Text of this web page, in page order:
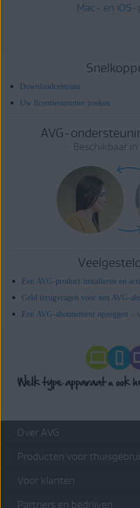
Mac- en
Downloadcentrum
Uw licentienummer zoeken
AVG-
Beschikbaar
Een AVG-product installeren en
Geld terugvragen voor een AVG-
Een AVG-abonnement opzeggen –
Over AVG
Producten voor
Voor klanten
Partners en bedrijven